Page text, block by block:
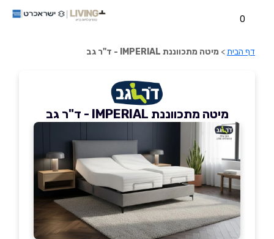
0
דף הבית> מיטה מתכווננת IMPERIAL - ד"ר גב
מיטה מתכווננת IMPERIAL - ד"ר גב